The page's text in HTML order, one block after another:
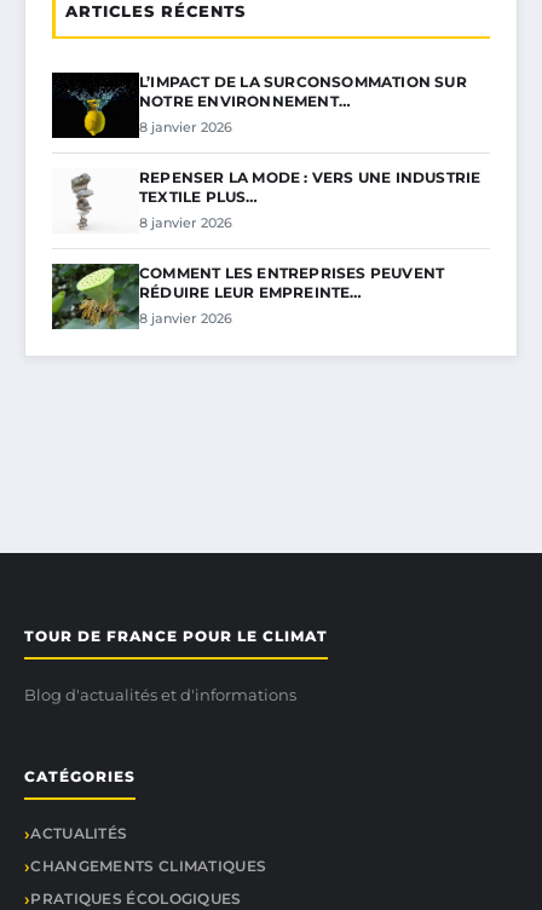
ARTICLES RÉCENTS
L’IMPACT DE LA SURCONSOMMATION SUR
NOTRE ENVIRONNEMENT…
8 janvier 2026
REPENSER LA MODE : VERS UNE INDUSTRIE
TEXTILE PLUS…
8 janvier 2026
COMMENT LES ENTREPRISES PEUVENT
RÉDUIRE LEUR EMPREINTE…
8 janvier 2026
TOUR DE FRANCE POUR LE CLIMAT
Blog d'actualités et d'informations
CATÉGORIES
ACTUALITÉS
CHANGEMENTS CLIMATIQUES
PRATIQUES ÉCOLOGIQUES